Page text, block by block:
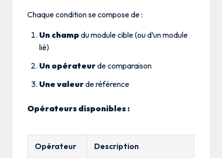
Chaque condition se compose de :
Un champ du module cible (ou d’un module
lié)
Un opérateurde comparaison
Une valeurde référence
Opérateurs disponibles :
Opérateur Description